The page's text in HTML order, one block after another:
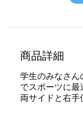
商品詳細
学生のみなさん
でスポーツに最
両サイドと右手